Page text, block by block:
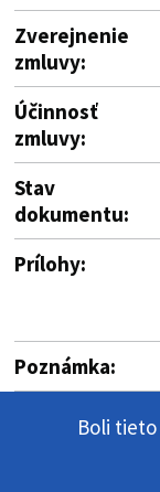
Zverejnenie
zmluvy:
Účinnosť
zmluvy:
Stav
dokumentu:
Prílohy:
Poznámka:
Boli